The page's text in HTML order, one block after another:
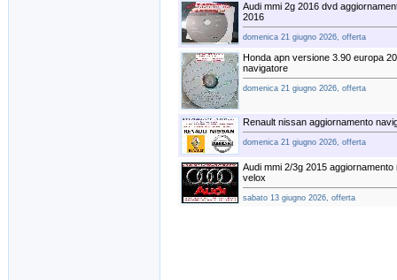
Audi mmi 2g 2016 dvd
2016
domenica 21 giugno 2026, offerta
Honda apn versione 3.90 europa
navigatore
domenica 21 giugno 2026, offerta
Renault nissan aggiornamento
domenica 21 giugno 2026, offerta
Audi mmi 2/3g 2015
velox
sabato 13 giugno 2026, offerta